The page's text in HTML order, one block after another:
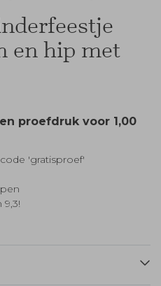
en hip met
proefdruk voor 1,00
'gratisproef'
9,3!